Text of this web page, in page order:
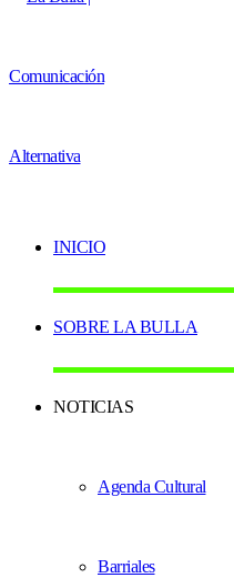
INICIO
SOBRE LA BULLA
NOTICIAS
Agenda Cultural
Barriales